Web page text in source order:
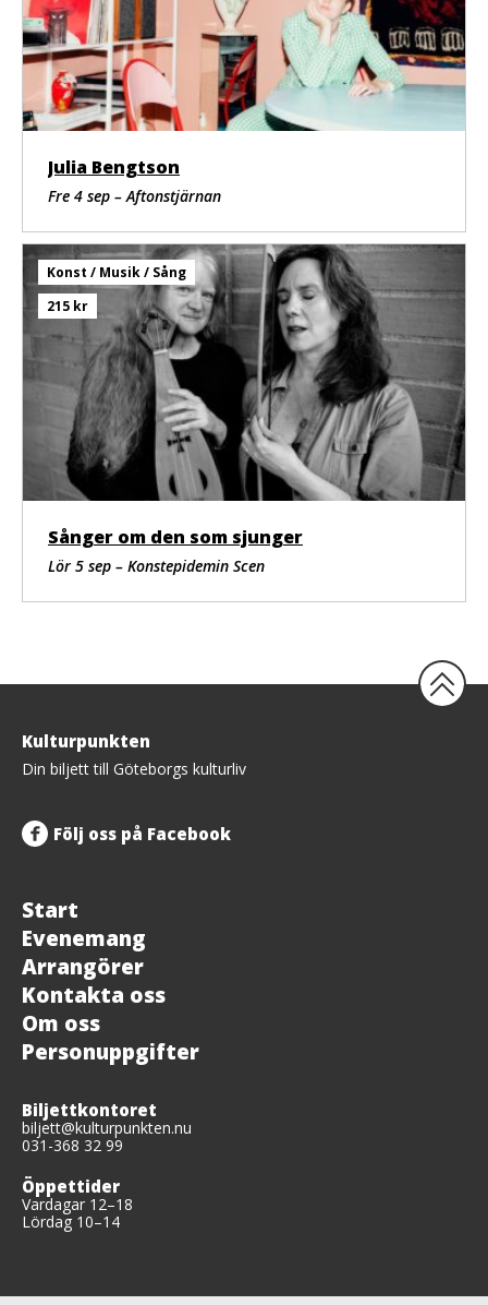
Julia Bengtson
Fre 4 sep – Aftonstjärnan
Konst / Musik / Sång
215 kr
Sånger om den som sjunger
Lör 5 sep – Konstepidemin Scen
Tillbaka
upp
Kulturpunkten
Din biljett till Göteborgs kulturliv
Följ oss på Facebook
Start
Evenemang
Arrangörer
Kontakta oss
Om oss
Personuppgifter
Biljettkontoret
biljett@kulturpunkten.nu
031-368 32 99
Öppettider
Vardagar 12–18
Lördag 10–14